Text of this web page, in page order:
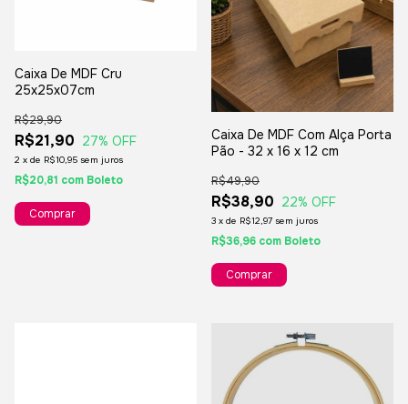
Caixa De MDF Cru
25x25x07cm
R$21,90
R$29,90
27% OFF
2 x de R$10,95 sem juros
R$20,81 com Boleto
Caixa De MDF Com Alça Porta
Pão - 32 x 16 x 12 cm
R$38,90
R$49,90
22% OFF
3 x de R$12,97 sem juros
R$36,96 com Boleto
Comprar